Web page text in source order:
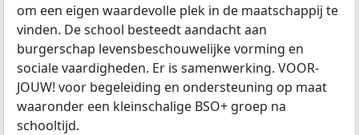
om een eigen waardevolle plek in de maatschappij te
vinden. De school besteedt aandacht aan
burgerschap levensbeschouwelijke vorming en
sociale vaardigheden. Er is samenwerking. VOOR-
JOUW! voor begeleiding en ondersteuning op maat
waaronder een kleinschalige BSO+ groep na
schooltijd.